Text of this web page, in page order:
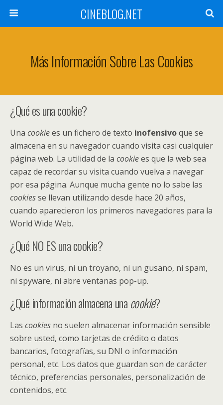
CINEBLOG.NET
Más Información Sobre Las Cookies
¿Qué es una cookie?
Una cookiees un fichero de texto inofensivoque se
almacena en su navegador cuando visita casi cualquier
página web. La utilidad de la cookiees que la web sea
capaz de recordar su visita cuando vuelva a navegar
por esa página. Aunque mucha gente no lo sabe las
cookiesse llevan utilizando desde hace 20 años,
cuando aparecieron los primeros navegadores para la
World Wide Web.
¿Qué NO ES una cookie?
No es un virus, ni un troyano, ni un gusano, ni spam,
ni spyware, ni abre ventanas pop-up.
¿Qué información almacena unacookie?
Las cookies no suelen almacenar información sensible
sobre usted, como tarjetas de crédito o datos
bancarios, fotografías, su DNI o información
personal, etc. Los datos que guardan son de carácter
técnico, preferencias personales, personalización de
contenidos, etc.